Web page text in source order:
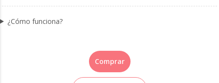
¿Cómo funciona?
Comprar